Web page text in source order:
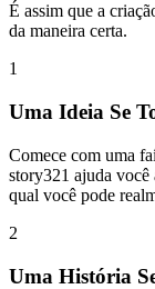
É assim que a
da maneira certa.
1
Uma Ideia Se
Comece com uma
story321 ajuda você
qual você pode
2
Uma História